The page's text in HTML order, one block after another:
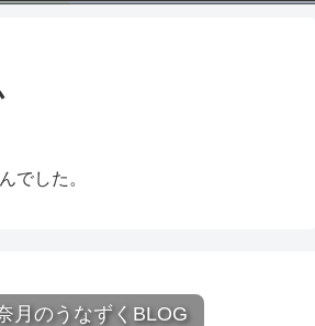
でした。
月のうなずくBLOG